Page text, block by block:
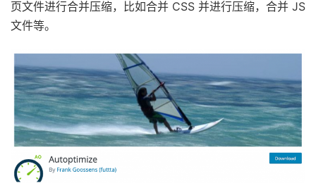
页文件进行合并压缩，比如合并 CSS 并进行压缩，合并 JS
文件等。